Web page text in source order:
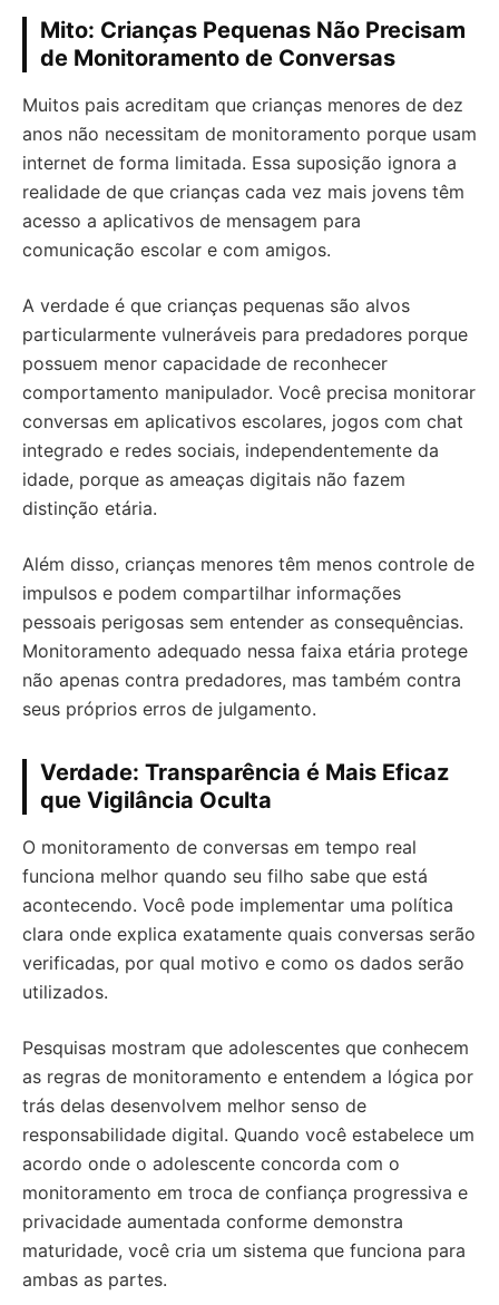
Mito: Crianças Pequenas Não Precisam
de Monitoramento de Conversas
Muitos pais acreditam que crianças menores de dez
anos não necessitam de monitoramento porque usam
internet de forma limitada. Essa suposição ignora a
realidade de que crianças cada vez mais jovens têm
acesso a aplicativos de mensagem para
comunicação escolar e com amigos.
A verdade é que crianças pequenas são alvos
particularmente vulneráveis para predadores porque
possuem menor capacidade de reconhecer
comportamento manipulador. Você precisa monitorar
conversas em aplicativos escolares, jogos com chat
integrado e redes sociais, independentemente da
idade, porque as ameaças digitais não fazem
distinção etária.
Além disso, crianças menores têm menos controle de
impulsos e podem compartilhar informações
pessoais perigosas sem entender as consequências.
Monitoramento adequado nessa faixa etária protege
não apenas contra predadores, mas também contra
seus próprios erros de julgamento.
Verdade: Transparência é Mais Eficaz
que Vigilância Oculta
O monitoramento de conversas em tempo real
funciona melhor quando seu filho sabe que está
acontecendo. Você pode implementar uma política
clara onde explica exatamente quais conversas serão
verificadas, por qual motivo e como os dados serão
utilizados.
Pesquisas mostram que adolescentes que conhecem
as regras de monitoramento e entendem a lógica por
trás delas desenvolvem melhor senso de
responsabilidade digital. Quando você estabelece um
acordo onde o adolescente concorda com o
monitoramento em troca de confiança progressiva e
privacidade aumentada conforme demonstra
maturidade, você cria um sistema que funciona para
ambas as partes.